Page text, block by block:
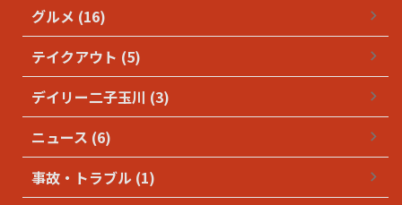
グルメ (16)
テイクアウト (5)
デイリー二子玉川 (3)
ニュース (6)
事故・トラブル (1)